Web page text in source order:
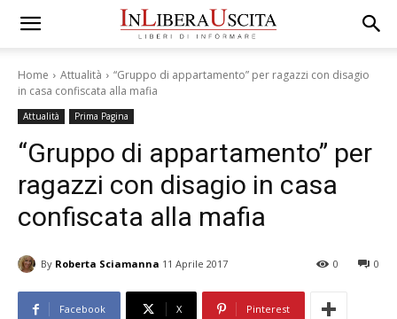
Home Attualità
“Gruppo di appartamento” per ragazzi con disagio
in casa confiscata alla mafia
Attualità Prima Pagina
“Gruppo di appartamento” per
ragazzi con disagio in casa
confiscata alla mafia
By Roberta Sciamanna 11 Aprile 2017 0
0
Facebook X Pinterest